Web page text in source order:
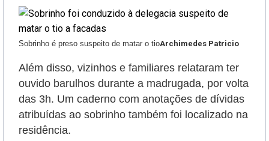
Sobrinho é preso suspeito de matar o tioArchimedes Patricio
Além disso, vizinhos e familiares relataram ter
ouvido barulhos durante a madrugada, por volta
das 3h. Um caderno com anotações de dívidas
atribuídas ao sobrinho também foi localizado na
residência.